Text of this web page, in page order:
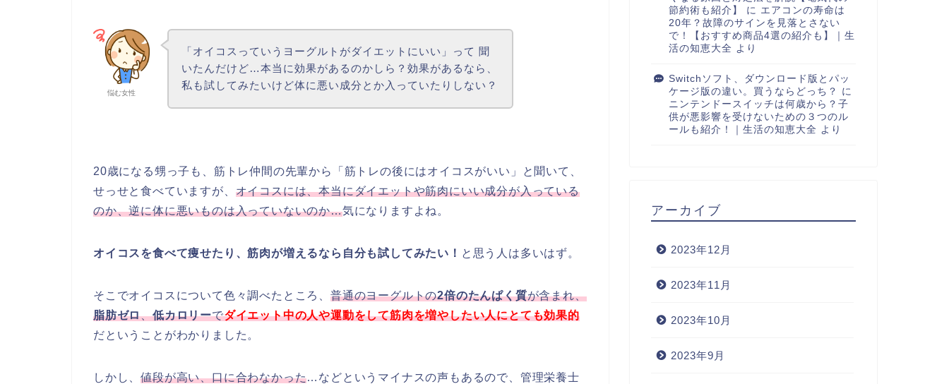
悩む女性
「オイコスっていうヨーグルトがダイエットにいい」って 聞
いたんだけど…本当に効果があるのかしら？効果があるなら、
私も試してみたいけど体に悪い成分とか入っていたりしない？
20歳になる甥っ子も、筋トレ仲間の先輩から「筋トレの後にはオイコスがいい」と聞いて、
せっせと食べていますが、 オイコスには、本当にダイエットや筋肉にいい成分が入っている
のか、逆に体に悪いものは入っていないのか…気になりますよね。
オイコスを食べて痩せたり、筋肉が増えるなら自分も試してみたい！ と思う人は多いはず。
そこでオイコスについて色々調べたところ、 普通のヨーグルトの2倍のたんぱく質が含まれ、
脂肪ゼロ、低カロリーでダイエット中の人や運動をして筋肉を増やしたい人にとても効果的
だということがわかりました。
しかし、値段が高い、口に合わなかった…などというマイナスの声もあるので、管理栄養士
節約術も紹介】
に エアコンの寿命は
20年？故障のサインを見落とさない
で！【おすすめ商品4選の紹介も】｜生
活の知恵大全 より
Switchソフト、ダウンロード版とパッ
ケージ版の違い。買うならどっち？
に
ニンテンドースイッチは何歳から？子
供が悪影響を受けないための３つのル
ールも紹介！｜生活の知恵大全 より
アーカイブ
2023年12月
2023年11月
2023年10月
2023年9月